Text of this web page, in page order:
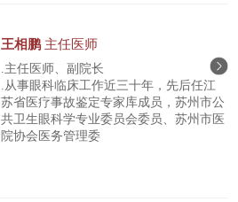
王相鹏 主任医师
.主任医师、副院长
.从事眼科临床工作近三十年，先后任江
苏省医疗事故鉴定专家库成员，苏州市公
共卫生眼科学专业委员会委员、苏州市医
院协会医务管理委